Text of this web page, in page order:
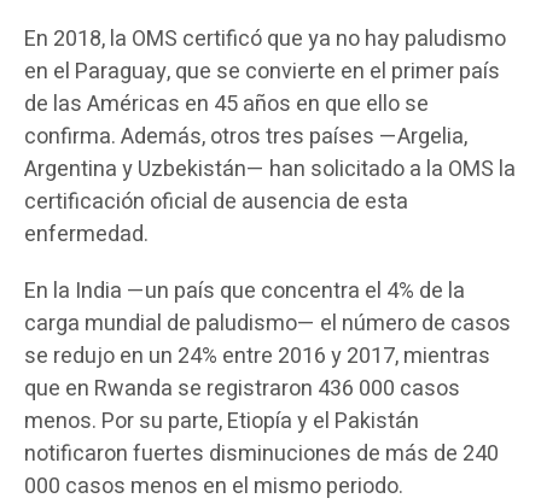
En 2018, la OMS certificó que ya no hay paludismo
en el Paraguay, que se convierte en el primer país
de las Américas en 45 años en que ello se
confirma. Además, otros tres países —Argelia,
Argentina y Uzbekistán— han solicitado a la OMS la
certificación oficial de ausencia de esta
enfermedad.
En la India —un país que concentra el 4% de la
carga mundial de paludismo— el número de casos
se redujo en un 24% entre 2016 y 2017, mientras
que en Rwanda se registraron 436 000 casos
menos. Por su parte, Etiopía y el Pakistán
notificaron fuertes disminuciones de más de 240
000 casos menos en el mismo periodo.